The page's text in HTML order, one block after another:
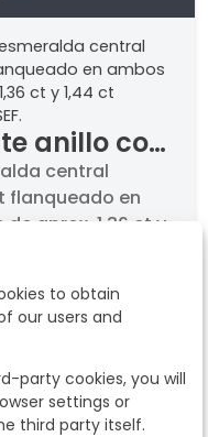
central
en ambos
ct y 1,44 ct
anillo con
en
brillante
ct
central
flanqueado en
aprox. 1,36 ct y
SSEF..
de
y fuerte
color F-G y
de oro blanco
sold
to obtain
our users and
party cookies, you will
settings or
third party itself.